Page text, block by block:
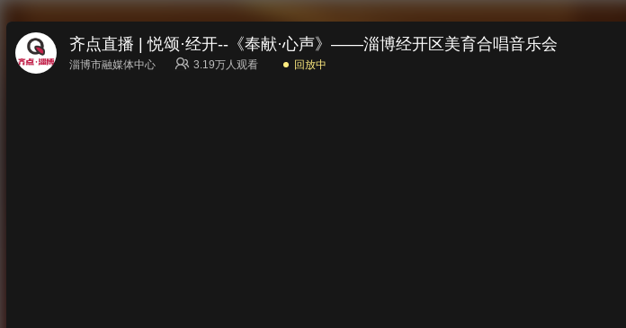
齐点直播 | 悦颂·经开--《奉献·心声》——淄博经开区美育合唱音乐会
淄博市融媒体中心 3.19万人观看 回放中